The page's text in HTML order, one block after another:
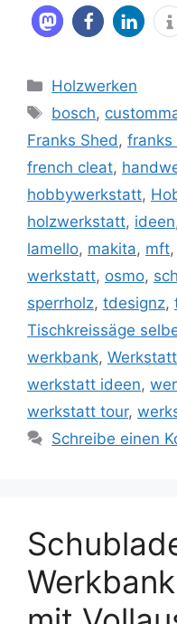
Kategorien
Holzwerken
Schlagwörter
bosch,
Franks Shed, franks
french cleat,
hobbywerkstatt,
holzwerkstatt, ideen
lamello, makita, mft,
werkstatt, osmo,
sperrholz, tdesignz,
Tischkreissäge
werkbank, Werkstatt
werkstatt ideen,
werkstatt tour,
Schreibe einen